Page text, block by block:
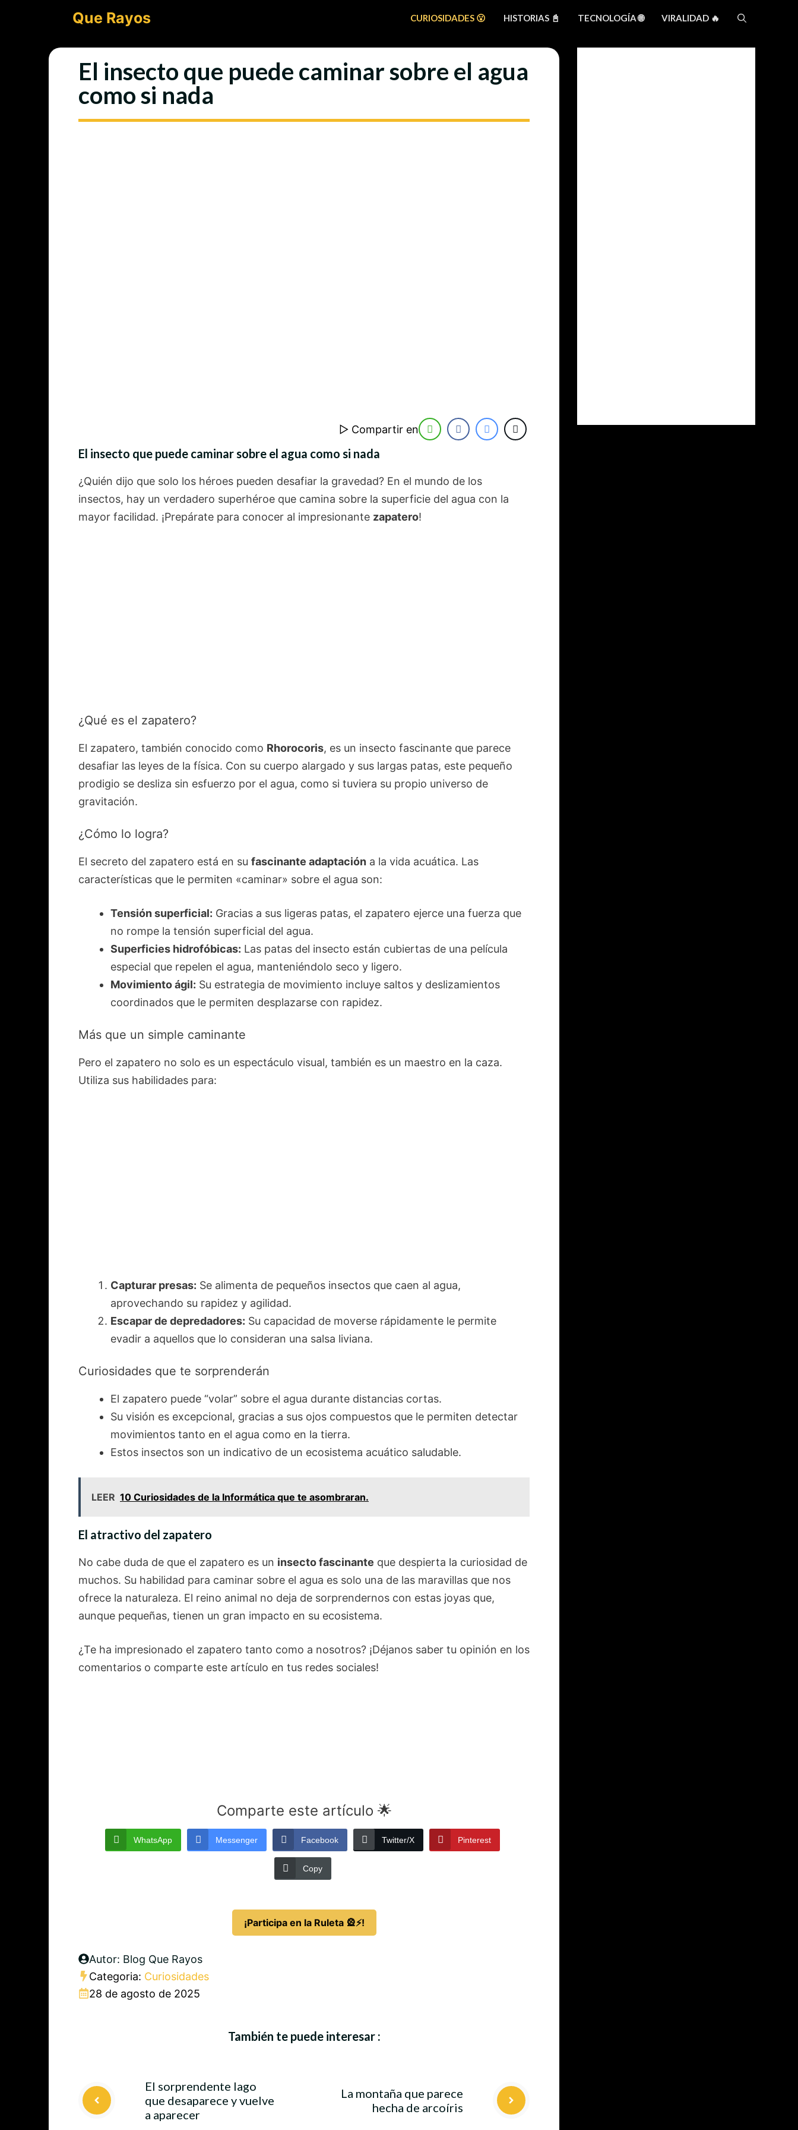
Que Rayos CURIOSIDADES 😮 HISTORIAS 📓 TECNOLOGÍA 🌐 VIRALIDAD 🔥
El insecto que puede caminar sobre el agua
como si nada
▷ Compartir en
El insecto que puede caminar sobre el agua como si nada
¿Quién dijo que solo los héroes pueden desafiar la gravedad? En el mundo de los
insectos, hay un verdadero superhéroe que camina sobre la superficie del agua con la
mayor facilidad. ¡Prepárate para conocer al impresionante zapatero!
¿Qué es el zapatero?
El zapatero, también conocido como Rhorocoris, es un insecto fascinante que parece
desafiar las leyes de la física. Con su cuerpo alargado y sus largas patas, este pequeño
prodigio se desliza sin esfuerzo por el agua, como si tuviera su propio universo de
gravitación.
¿Cómo lo logra?
El secreto del zapatero está en su fascinante adaptación a la vida acuática. Las
características que le permiten «caminar» sobre el agua son:
Tensión superficial: Gracias a sus ligeras patas, el zapatero ejerce una fuerza que
no rompe la tensión superficial del agua.
Superficies hidrofóbicas: Las patas del insecto están cubiertas de una película
especial que repelen el agua, manteniéndolo seco y ligero.
Movimiento ágil: Su estrategia de movimiento incluye saltos y deslizamientos
coordinados que le permiten desplazarse con rapidez.
Más que un simple caminante
Pero el zapatero no solo es un espectáculo visual, también es un maestro en la caza.
Utiliza sus habilidades para:
Capturar presas: Se alimenta de pequeños insectos que caen al agua,
aprovechando su rapidez y agilidad.
Escapar de depredadores: Su capacidad de moverse rápidamente le permite
evadir a aquellos que lo consideran una salsa liviana.
Curiosidades que te sorprenderán
El zapatero puede “volar” sobre el agua durante distancias cortas.
Su visión es excepcional, gracias a sus ojos compuestos que le permiten detectar
movimientos tanto en el agua como en la tierra.
Estos insectos son un indicativo de un ecosistema acuático saludable.
LEER 10 Curiosidades de la Informática que te asombraran.
El atractivo del zapatero
No cabe duda de que el zapatero es un insecto fascinante que despierta la curiosidad de
muchos. Su habilidad para caminar sobre el agua es solo una de las maravillas que nos
ofrece la naturaleza. El reino animal no deja de sorprendernos con estas joyas que,
aunque pequeñas, tienen un gran impacto en su ecosistema.
¿Te ha impresionado el zapatero tanto como a nosotros? ¡Déjanos saber tu opinión en los
comentarios o comparte este artículo en tus redes sociales!
Comparte este artículo 🌟
WhatsApp Messenger Facebook Twitter/X Pinterest
Copy
¡Participa en la Ruleta 🎡⚡!
Autor: Blog Que Rayos
Categoria: Curiosidades
28 de agosto de 2025
También te puede interesar :
El sorprendente lago
que desaparece y vuelve
a aparecer
La montaña que parece
hecha de arcoíris